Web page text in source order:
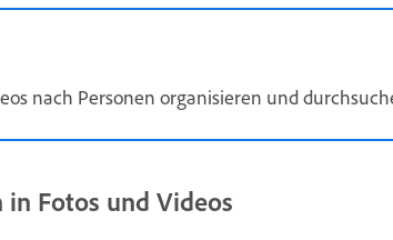
nach Personen organisieren und
Fotos und Videos